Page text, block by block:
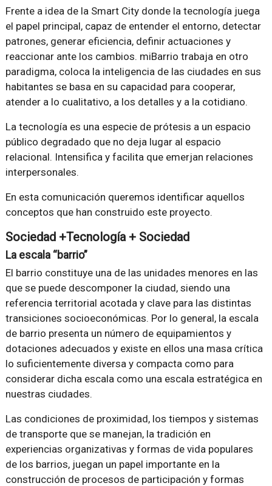
Frente a idea de la Smart City donde la tecnología juega
el papel principal, capaz de entender el entorno, detectar
patrones, generar eficiencia, definir actuaciones y
reaccionar ante los cambios. miBarrio trabaja en otro
paradigma, coloca la inteligencia de las ciudades en sus
habitantes se basa en su capacidad para cooperar,
atender a lo cualitativo, a los detalles y a la cotidiano.
La tecnología es una especie de prótesis a un espacio
público degradado que no deja lugar al espacio
relacional. Intensifica y facilita que emerjan relaciones
interpersonales.
En esta comunicación queremos identificar aquellos
conceptos que han construido este proyecto.
Sociedad +Tecnología + Sociedad
La escala “barrio”
El barrio constituye una de las unidades menores en las
que se puede descomponer la ciudad, siendo una
referencia territorial acotada y clave para las distintas
transiciones socioeconómicas. Por lo general, la escala
de barrio presenta un número de equipamientos y
dotaciones adecuados y existe en ellos una masa crítica
lo suficientemente diversa y compacta como para
considerar dicha escala como una escala estratégica en
nuestras ciudades.
Las condiciones de proximidad, los tiempos y sistemas
de transporte que se manejan, la tradición en
experiencias organizativas y formas de vida populares
de los barrios, juegan un papel importante en la
construcción de procesos de participación y formas